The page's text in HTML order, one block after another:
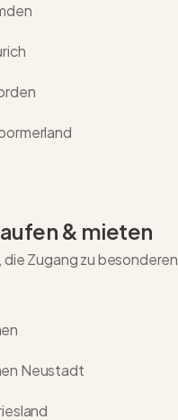
& mieten
Zugang zu besonderen
Neustadt